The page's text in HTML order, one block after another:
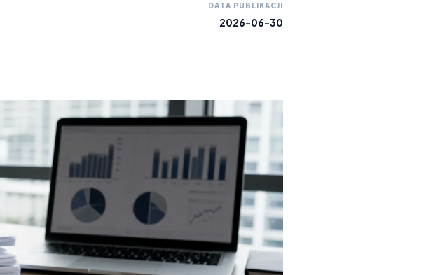
DATA PUBLIKACJI
2026-06-30